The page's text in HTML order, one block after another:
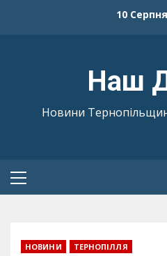
10
Наш
Новини
Primary
НОВИНИ ТЕРНОПІЛЛЯ